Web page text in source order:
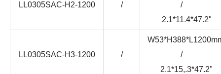
LL0305SAC-H2-1200 /
/
2.1*11.4*47.2"
LL0305SAC-H3-1200 /
/
2.1*15,.3*47.2"